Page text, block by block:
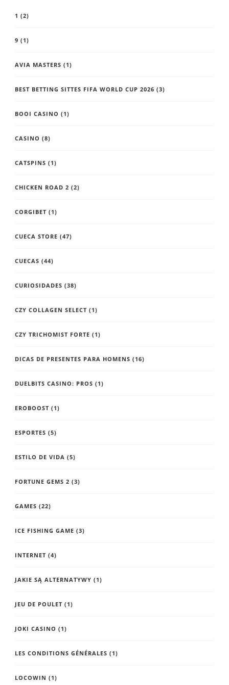
1 (2)
9 (1)
AVIA MASTERS (1)
BEST BETTING SITTES FIFA WORLD CUP 2026 (3)
BOOI CASINO (1)
CASINO (8)
CATSPINS (1)
CHICKEN ROAD 2 (2)
CORGIBET (1)
CUECA STORE (47)
CUECAS (44)
CURIOSIDADES (38)
CZY COLLAGEN SELECT (1)
CZY TRICHOMIST FORTE (1)
DICAS DE PRESENTES PARA HOMENS (16)
DUELBITS CASINO: PROS (1)
EROBOOST (1)
ESPORTES (5)
ESTILO DE VIDA (5)
FORTUNE GEMS 2 (3)
GAMES (22)
ICE FISHING GAME (3)
INTERNET (4)
JAKIE SĄ ALTERNATYWY (1)
JEU DE POULET (1)
JOKI CASINO (1)
LES CONDITIONS GÉNÉRALES (1)
LOCOWIN (1)